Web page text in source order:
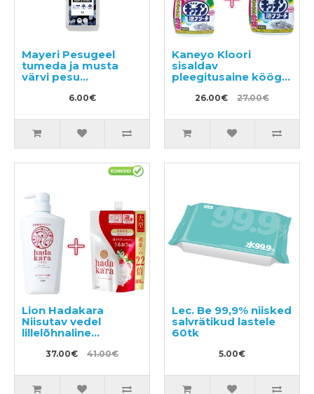
Mayeri Pesugeel
tumeda ja musta
värvi pesu
pesemiseks 1l
6.00€
Kaneyo Kloori
sisaldav
pleegitusaine köögi
jaoks 400ml + täide
400ml26.00€ 27.00€
Lion Hadakara
Niisutav vedel
lillelõhnaline
500ml + täide 800ml
37.00€ 41.00€
Lec. Be 99,9% niisked
salvrätikud lastele
60tk
5.00€